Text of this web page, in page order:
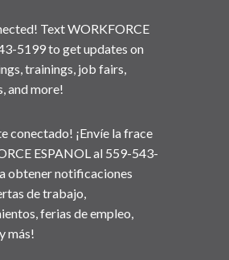
Text WORKFORCE
5199 to get updates on
trainings, job fairs,
and more!
conectado! ¡Envíe la frace
ESPANOL al 559-543-
obtener notificaciones
de trabajo,
ferias de empleo,
más!